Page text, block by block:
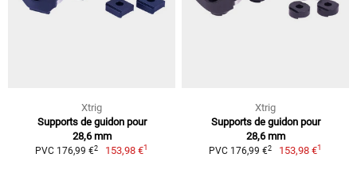
Xtrig
Supports de guidon pour
28,6 mm
PVC 176,99 €2 153,98 €1
Xtrig
Supports de guidon pour
28,6 mm
PVC 176,99 €2 153,98 €1